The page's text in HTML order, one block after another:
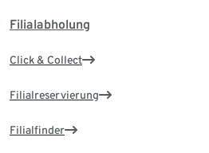
Filialabholung
Click & Collect
Filialreservierung
Filialfinder